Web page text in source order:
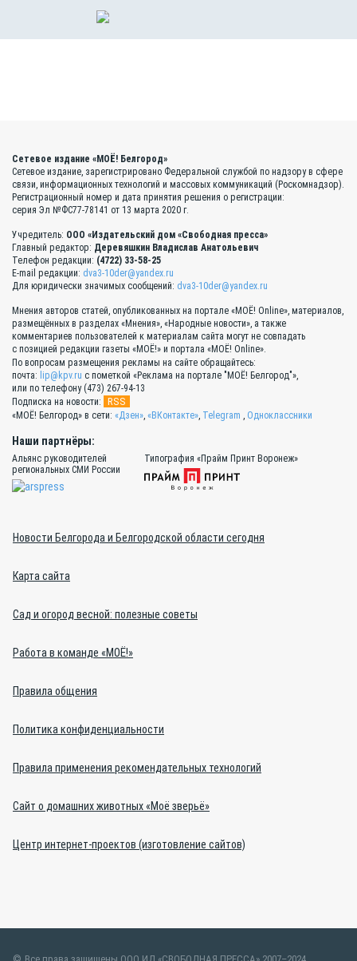
Сетевое издание «МОЁ! Белгород»
Сетевое издание, зарегистрировано Федеральной службой по надзору в сфере
связи, информационных технологий и массовых коммуникаций (Роскомнадзор).
Регистрационный номер и дата принятия решения о регистрации:
серия Эл №ФС77-78141 от 13 марта 2020 г.
Учредитель: ООО «Издательский дом «Свободная пресса»
Главный редактор: Деревяшкин Владислав Анатольевич
Телефон редакции: (4722) 33-58-25
E-mail редакции: dva3-10der@yandex.ru
Для юридически значимых сообщений: dva3-10der@yandex.ru
Мнения авторов статей, опубликованных на портале «МОЁ! Online», материалов,
размещённых в разделах «Мнения», «Народные новости», а также
комментариев пользователей к материалам сайта могут не совпадать
с позицией редакции газеты «МОЁ!» и портала «МОЁ! Online».
По вопросам размещения рекламы на сайте обращайтесь:
почта: lip@kpv.ru с пометкой «Реклама на портале "МОЁ! Белгород"»,
или по телефону (473) 267-94-13
Подписка на новости:
RSS
«МОЁ! Белгород» в сети: «Дзен», «ВКонтакте», Telegram , Одноклассники
Наши партнёры:
Альянс руководителей
региональных СМИ России
Типография «Прайм Принт Воронеж»
Новости Белгорода и Белгородской области сегодня
Карта сайта
Сад и огород весной: полезные советы
Работа в команде «МОЁ!»
Правила общения
Политика конфиденциальности
Правила применения рекомендательных технологий
Сайт о домашних животных «Моё зверьё»
Центр интернет-проектов (изготовление сайтов)